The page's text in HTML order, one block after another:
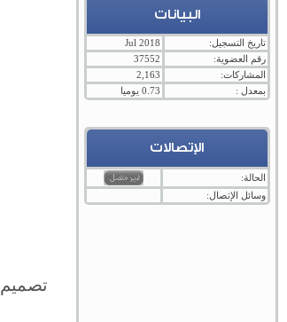
البيانات
تاريخ التسجيل:
Jul 2018
رقم العضوية:
37552
المشاركات:
2,163
بمعدل :
0.73 يوميا
الإتصالات
الحالة:
وسائل الإتصال: